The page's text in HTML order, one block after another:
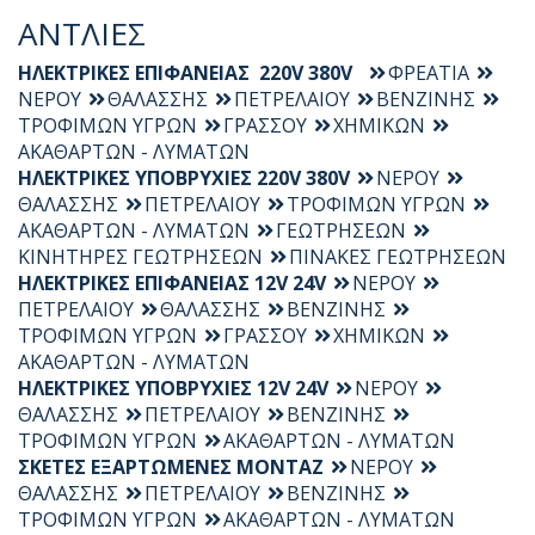
ΑΝΤΛΙΕΣ
ΗΛΕΚΤΡΙΚΕΣ ΕΠΙΦΑΝΕΙΑΣ 220V 380V
ΦΡΕΑΤΙΑ
ΝΕΡΟΥ
ΘΑΛΑΣΣΗΣ ΠΕΤΡΕΛΑΙΟΥ
ΒΕΝΖΙΝΗΣ
ΤΡΟΦΙΜΩΝ ΥΓΡΩΝ
ΓΡΑΣΣΟΥ
ΧΗΜΙΚΩΝ
ΑΚΑΘΑΡΤΩΝ - ΛΥΜΑΤΩΝ
ΗΛΕΚΤΡΙΚΕΣ ΥΠΟΒΡΥΧΙΕΣ 220V 380V
ΝΕΡΟΥ
ΘΑΛΑΣΣΗΣ
ΠΕΤΡΕΛΑΙΟΥ
ΤΡΟΦΙΜΩΝ ΥΓΡΩΝ
ΑΚΑΘΑΡΤΩΝ - ΛΥΜΑΤΩΝ
ΓΕΩΤΡΗΣΕΩΝ
ΚΙΝΗΤΗΡΕΣ ΓΕΩΤΡΗΣΕΩΝ
ΠΙΝΑΚΕΣ ΓΕΩΤΡΗΣΕΩΝ
ΗΛΕΚΤΡΙΚΕΣ ΕΠΙΦΑΝΕΙΑΣ 12V 24V
ΝΕΡΟΥ
ΠΕΤΡΕΛΑΙΟΥ
ΘΑΛΑΣΣΗΣ
ΒΕΝΖΙΝΗΣ
ΤΡΟΦΙΜΩΝ ΥΓΡΩΝ
ΓΡΑΣΣΟΥ
ΧΗΜΙΚΩΝ
ΑΚΑΘΑΡΤΩΝ - ΛΥΜΑΤΩΝ
ΗΛΕΚΤΡΙΚΕΣ ΥΠΟΒΡΥΧΙΕΣ 12V 24V
ΝΕΡΟΥ
ΘΑΛΑΣΣΗΣ
ΠΕΤΡΕΛΑΙΟΥ
ΒΕΝΖΙΝΗΣ
ΤΡΟΦΙΜΩΝ ΥΓΡΩΝ
ΑΚΑΘΑΡΤΩΝ - ΛΥΜΑΤΩΝ
ΣΚΕΤΕΣ ΕΞΑΡΤΩΜΕΝΕΣ ΜΟΝΤΑΖ
ΝΕΡΟΥ
ΘΑΛΑΣΣΗΣ
ΠΕΤΡΕΛΑΙΟΥ
ΒΕΝΖΙΝΗΣ
ΤΡΟΦΙΜΩΝ ΥΓΡΩΝ
ΑΚΑΘΑΡΤΩΝ - ΛΥΜΑΤΩΝ